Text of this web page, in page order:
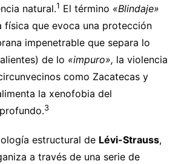
natural.1 El término «Blindaje»
física que evoca una protección
impenetrable que separa lo
de lo «impuro», la violencia
como Zacatecas y
la xenofobia del
3
estructural de Lévi-Strauss,
a través de una serie de